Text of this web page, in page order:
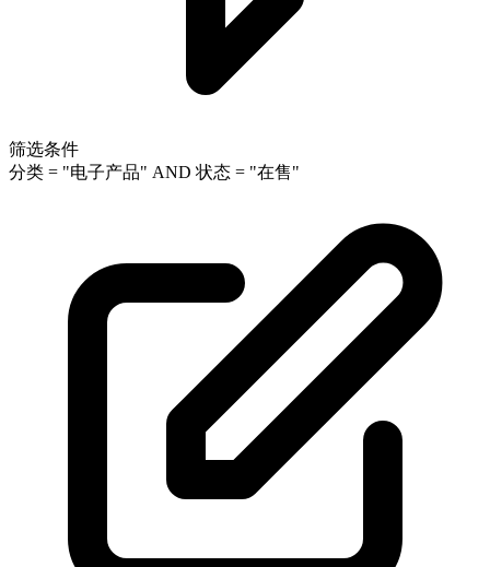
筛选条件
分类 = "电子产品" AND 状态 = "在售"